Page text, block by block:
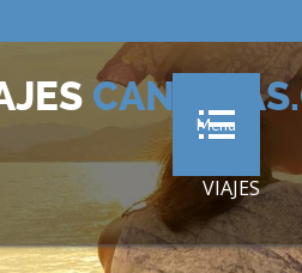
Menu
VIAJES